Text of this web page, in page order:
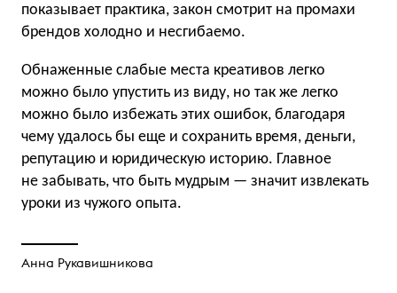
показывает практика, закон смотрит на промахи
брендов холодно и несгибаемо.
Обнаженные слабые места креативов легко
можно было упустить из виду, но так же легко
можно было избежать этих ошибок, благодаря
чему удалось бы еще и сохранить время, деньги,
репутацию и юридическую историю. Главное
не забывать, что быть мудрым — значит извлекать
уроки из чужого опыта.
Анна Рукавишникова